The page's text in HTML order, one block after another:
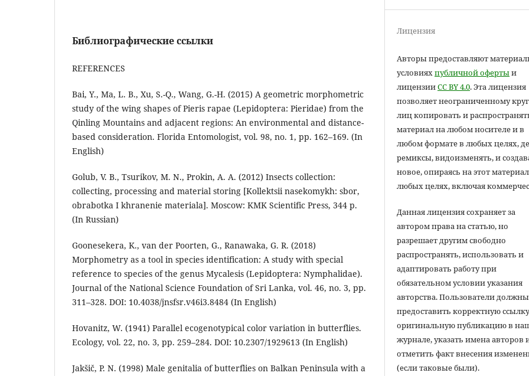
Библиографические ссылки
REFERENCES
Bai, Y., Ma, L. B., Xu, S.-Q., Wang, G.-H. (2015) A geometric morphometric
study of the wing shapes of Pieris rapae (Lepidoptera: Pieridae) from the
Qinling Mountains and adjacent regions: An environmental and distance-
based consideration. Florida Entomologist, vol. 98, no. 1, pp. 162–169. (In
English)
Golub, V. B., Tsurikov, M. N., Prokin, А. А. (2012) Insects collection:
collecting, processing and material storing [Kollektsii nasekomykh: sbor,
obrabotka I khranenie materiala]. Moscow: KMK Scientific Press, 344 p.
(In Russian)
Goonesekera, K., van der Poorten, G., Ranawaka, G. R. (2018)
Morphometry as a tool in species identification: A study with special
reference to species of the genus Mycalesis (Lepidoptera: Nymphalidae).
Journal of the National Science Foundation of Sri Lanka, vol. 46, no. 3, pp.
311–328. DOI: 10.4038/jnsfsr.v46i3.8484 (In English)
Hovanitz, W. (1941) Parallel ecogenotypical color variation in butterflies.
Ecology, vol. 22, no. 3, pp. 259–284. DOI: 10.2307/1929613 (In English)
Jakšič, P. N. (1998) Male genitalia of butterflies on Balkan Peninsula with a
Лицензия
Авторы предоставляют
условияхпубличной офертыи
лицензииCC BY 4.0. Эта лицензия
позволяет неограниченному
лиц копировать и
материал на любом носителе и в
любом формате в любых целях,
ремиксы, видоизменять, и
новое, опираясь на этот
любых целях, включая
Данная лицензия сохраняет за
автором права на статью, но
разрешает другим свободно
распространять, использовать и
адаптировать работу при
обязательном условии указания
авторства. Пользователи должны
предоставить корректную
оригинальную публикацию в
журнале, указать имена авторов
отметить факт внесения
(если таковые были).